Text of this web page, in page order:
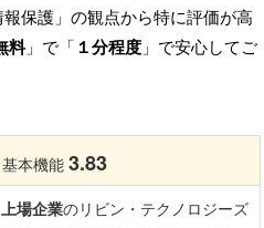
保護」の観点から特に評価が高
料」で「 １分程度 」で安心してご